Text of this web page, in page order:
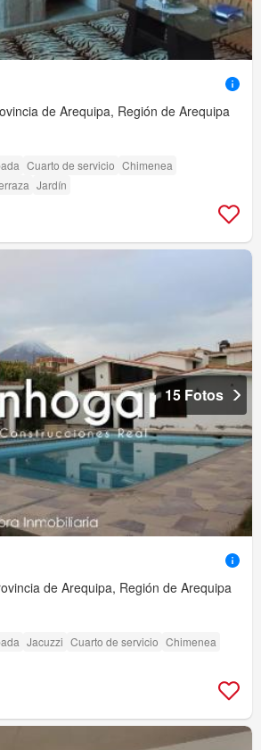
de Arequipa, Región de Arequipa
Cuarto de servicio Chimenea
Jardín
15 Fotos
de Arequipa, Región de Arequipa
Jacuzzi Cuarto de servicio Chimenea